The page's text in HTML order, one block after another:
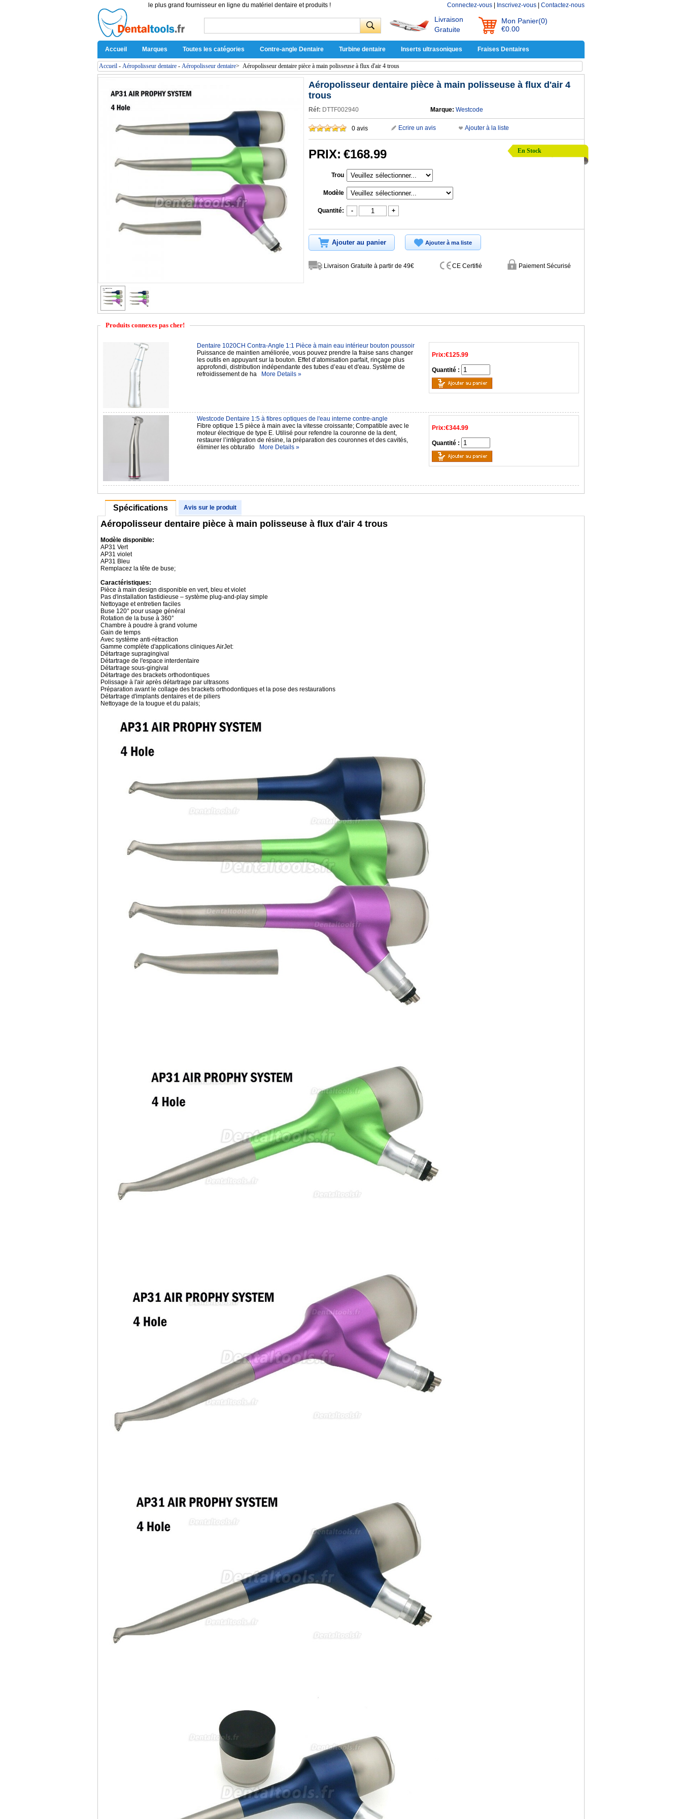
le plus grand fournisseur en ligne du matériel dentaire et produits ! Connectez-vous Inscrivez-vous Contactez-nous
Livraison
Gratuite
Mon Panier(0)
€0.00
Accueil Marques Toutes les catégories Contre-angle Dentaire Turbine dentaire Inserts ultrasoniques Fraises Dentaires
Accueil - Aéropolisseur dentaire - Aéropolisseur dentaire> Aéropolisseur dentaire pièce à main polisseuse à flux d'air 4 trous
Aéropolisseur dentaire pièce à main polisseuse à flux d'air 4
trous
Réf: DTTF002940 Marque: Westcode
0 avis Ecrire un avis Ajouter à la liste
En Stock
PRIX: €168.99
Trou
Modèle
Quantité: - +
Ajouter au panier Ajouter à ma liste
Livraison Gratuite à partir de 49€ CE Certifié Paiement Sécurisé
Produits connexes pas cher!
Prix:€125.99
Quantité :
Dentaire 1020CH Contra-Angle 1:1 Pièce à main eau intérieur bouton poussoir
Puissance de maintien améliorée, vous pouvez prendre la fraise sans changer
les outils en appuyant sur la bouton. Effet d’atomisation parfait, rinçage plus
approfondi, distribution indépendante des tubes d’eau et d'eau. Système de
refroidissement de ha
More Details »
Prix:€344.99
Quantité :
Westcode Dentaire 1:5 à fibres optiques de l'eau interne contre-angle
Fibre optique 1:5 pièce à main avec la vitesse croissante; Compatible avec le
moteur électrique de type E. Utilisé pour refendre la couronne de la dent,
restaurer l’intégration de résine, la préparation des couronnes et des cavités,
éliminer les obturatio
More Details »
Spécifications Avis sur le produit
Aéropolisseur dentaire pièce à main polisseuse à flux d'air 4 trous
Modèle disponible:
AP31 Vert
AP31 violet
AP31 Bleu
Remplacez la tête de buse;
Caractéristiques:
Pièce à main design disponible en vert, bleu et violet
Pas d'installation fastidieuse – système plug-and-play simple
Nettoyage et entretien faciles
Buse 120° pour usage général
Rotation de la buse à 360°
Chambre à poudre à grand volume
Gain de temps
Avec système anti-rétraction
Gamme complète d'applications cliniques AirJet:
Détartrage supragingival
Détartrage de l'espace interdentaire
Détartrage sous-gingival
Détartrage des brackets orthodontiques
Polissage à l'air après détartrage par ultrasons
Préparation avant le collage des brackets orthodontiques et la pose des restaurations
Détartrage d'implants dentaires et de piliers
Nettoyage de la tougue et du palais;